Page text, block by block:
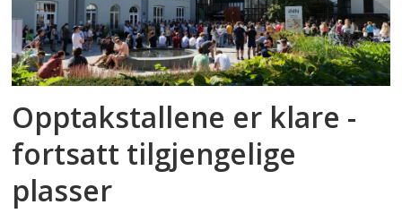
Opptakstallene er klare -
fortsatt tilgjengelige
plasser